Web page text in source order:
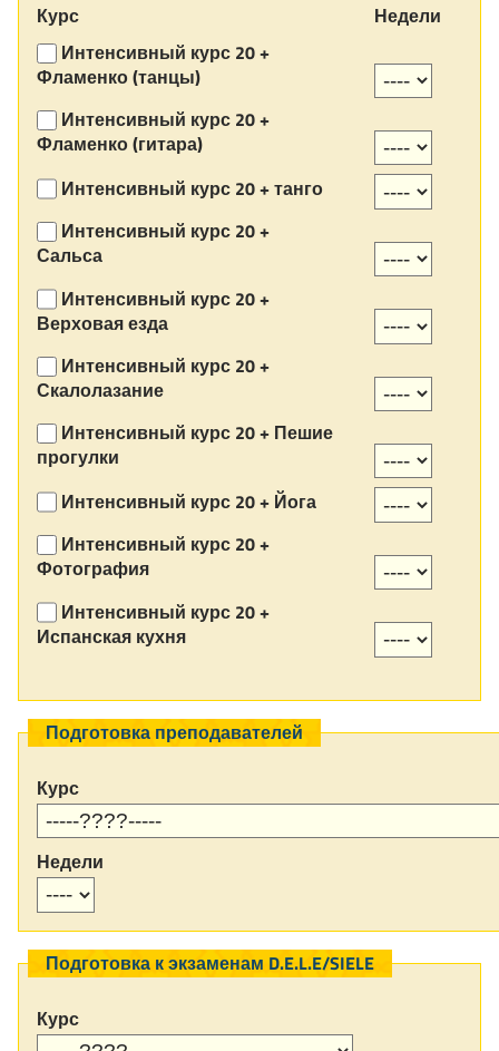
Курс
Недели
Интенсивный курс 20 +
Фламенко (танцы)
Интенсивный курс 20 +
Фламенко (гитара)
Интенсивный курс 20 + танго
Интенсивный курс 20 +
Сальса
Интенсивный курс 20 +
Верховая езда
Интенсивный курс 20 +
Скалолазание
Интенсивный курс 20 + Пешие
прогулки
Интенсивный курс 20 + Йога
Интенсивный курс 20 +
Фотография
Интенсивный курс 20 +
Испанская кухня
Подготовка преподавателей
Курс
Недели
Подготовка к экзаменам D.E.L.E/SIELE
Курс